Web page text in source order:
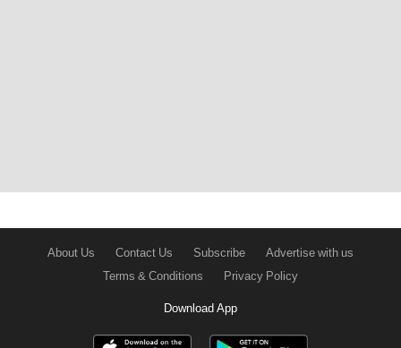
About Us Contact Us Subscribe
Advertise with us
Terms & Conditions
Privacy Policy
Download App